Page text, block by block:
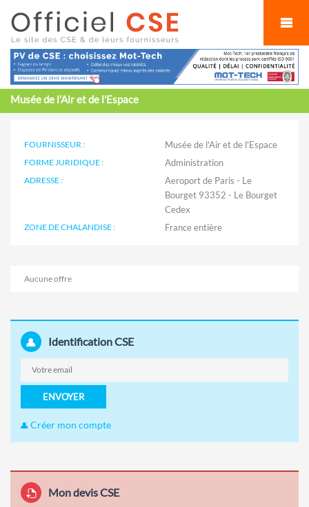
Musée de l'Air et de l'Espace
FOURNISSEUR : Musée de l'Air et de l'Espace
FORME JURIDIQUE : Administration
ADRESSE :
Aeroport de Paris - Le
Bourget 93352 - Le Bourget
Cedex
ZONE DE CHALANDISE :
Aucune offre
Identification CSE
ENVOYER
Créer mon compte
Mon devis CSE